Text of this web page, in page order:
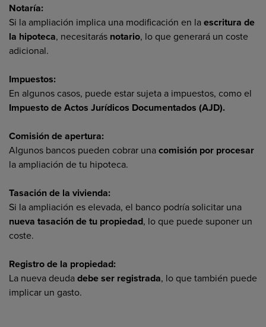
Notaría:
Si la ampliación implica una modificación en laescritura de
la hipoteca, necesitarás notario, lo que generará un coste
adicional.
Impuestos:
En algunos casos, puede estar sujeta a impuestos, como el
Impuesto de Actos Jurídicos Documentados (AJD).
Comisión de apertura:
Algunos bancos pueden cobrar unacomisión por procesar
la ampliación de tu hipoteca.
Tasación de la vivienda:
Si la ampliación es elevada, el banco podría solicitar una
nueva tasación de tu propiedad, lo que puede suponer un
coste.
Registro de la propiedad:
La nueva deudadebe ser registrada, lo que también puede
implicar un gasto.